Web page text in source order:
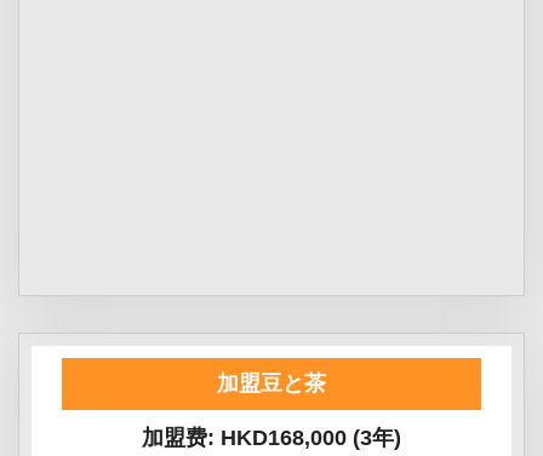
加盟豆と茶
加盟费: HKD168,000 (3年)